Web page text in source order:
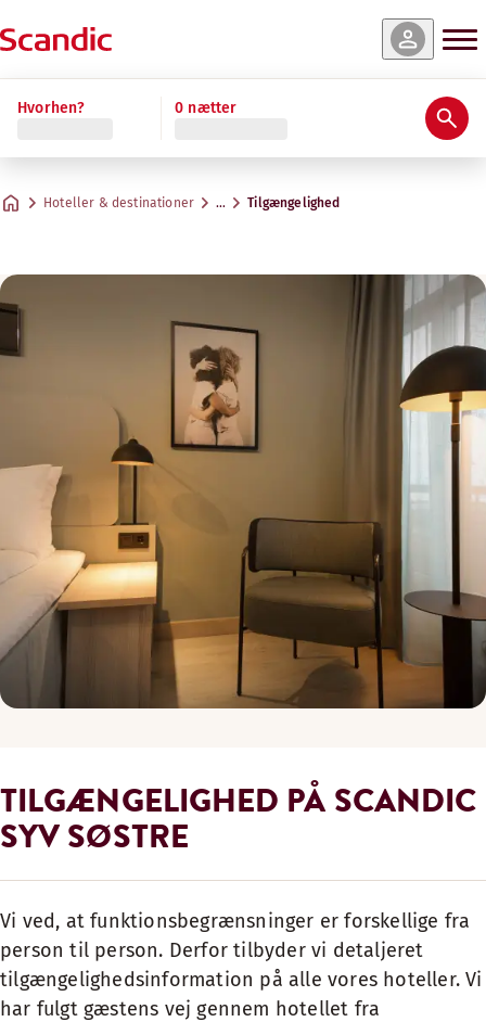
Hvorhen? 0 nætter
Hoteller & destinationer … Tilgængelighed
TILGÆNGELIGHED PÅ SCANDIC
SYV SØSTRE
Vi ved, at funktionsbegrænsninger er forskellige fra
person til person. Derfor tilbyder vi detaljeret
tilgængelighedsinformation på alle vores hoteller. Vi
har fulgt gæstens vej gennem hotellet fra